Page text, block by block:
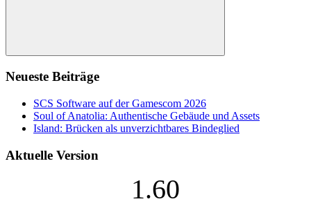
Suchen
Neueste Beiträge
SCS Software auf der Gamescom 2026
Soul of Anatolia: Authentische Gebäude und Assets
Island: Brücken als unverzichtbares Bindeglied
Aktuelle Version
1.60